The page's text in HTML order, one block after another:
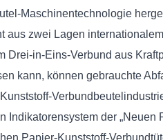
Maschinentechnologie
zwei Lagen
Drei-in-Eins-Verbund aus
kann, können gebrauchte
der